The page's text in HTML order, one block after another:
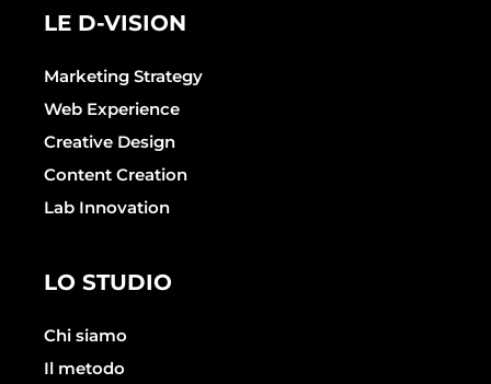
LE D-VISION
Marketing Strategy
Web Experience
Creative Design
Content Creation
Lab Innovation
LO STUDIO
Chi siamo
Il metodo